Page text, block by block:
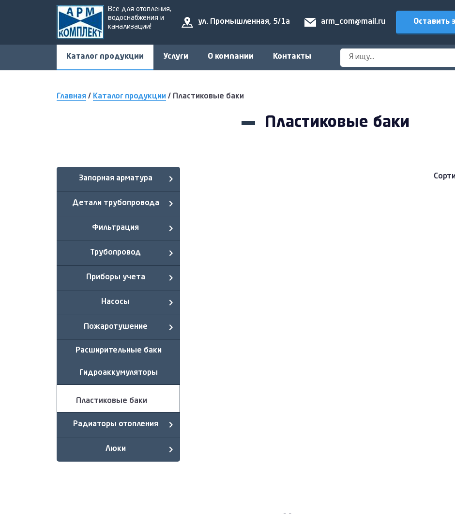
Все для отопления,
водоснабжения и
канализации!
ул. Промышленная, 5/1а arm_com@mail.ru Оставить
Каталог продукции Услуги О компании Контакты
Главная / Каталог продукции / Пластиковые баки
Пластиковые баки
Запорная арматура
Детали трубопровода
Фильтрация
Трубопровод
Приборы учета
Насосы
Пожаротушение
Расширительные баки
Гидроаккумуляторы
Пластиковые баки
Радиаторы отопления
Люки